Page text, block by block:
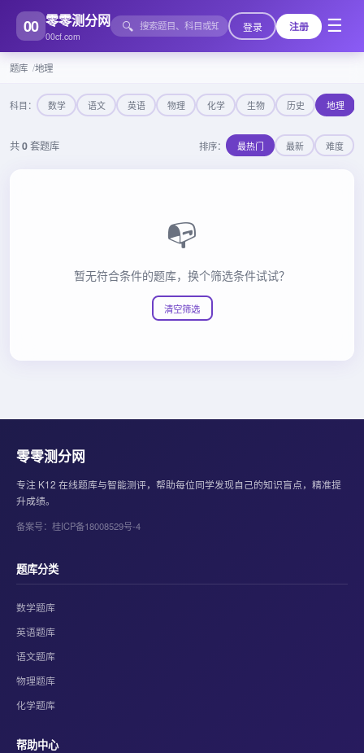
00 零零测分网
00cf.com
🔍 登录 注册 ☰
题库 地理
科目： 数学 语文 英语 物理 化学 生物 历史 地理
共0套题库 排序： 最热门 最新 难度
📭
暂无符合条件的题库，换个筛选条件试试？
清空筛选
零零测分网
专注 K12 在线题库与智能测评，帮助每位同学发现自己的知识盲点，精准提
升成绩。
备案号：桂ICP备18008529号-4
题库分类
数学题库
英语题库
语文题库
物理题库
化学题库
帮助中心